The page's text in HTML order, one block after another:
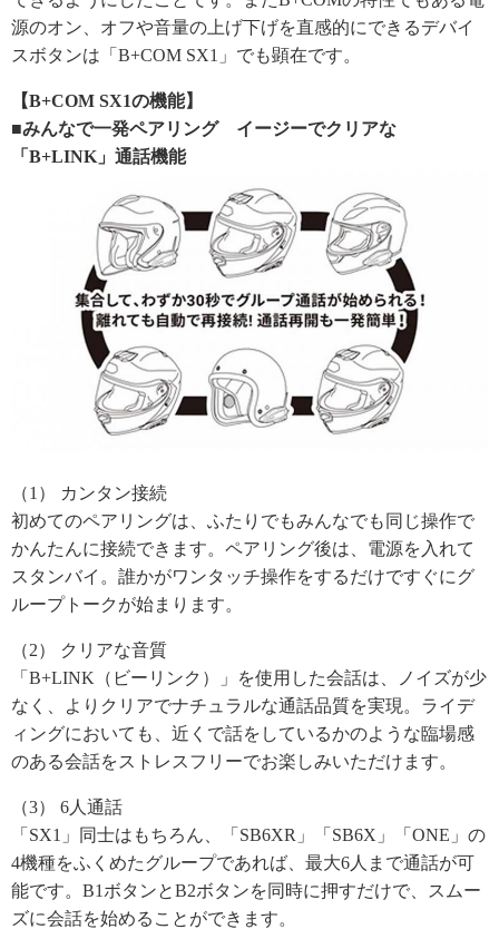
源のオン、オフや音量の上げ下げを直感的にできるデバイ
スボタンは「B+COM SX1」でも顕在です。
【B+COM SX1の機能】
■みんなで一発ペアリング イージーでクリアな
「B+LINK」通話機能
（1） カンタン接続
初めてのペアリングは、ふたりでもみんなでも同じ操作で
かんたんに接続できます。ペアリング後は、電源を入れて
スタンバイ。誰かがワンタッチ操作をするだけですぐにグ
ループトークが始まります。
（2） クリアな音質
「B+LINK（ビーリンク）」を使用した会話は、ノイズが少
なく、よりクリアでナチュラルな通話品質を実現。ライデ
ィングにおいても、近くで話をしているかのような臨場感
のある会話をストレスフリーでお楽しみいただけます。
（3） 6人通話
「SX1」同士はもちろん、「SB6XR」「SB6X」「ONE」の
4機種をふくめたグループであれば、最大6人まで通話が可
能です。B1ボタンとB2ボタンを同時に押すだけで、スムー
ズに会話を始めることができます。